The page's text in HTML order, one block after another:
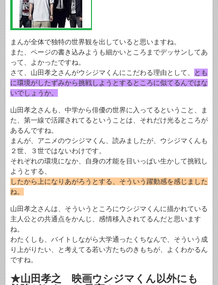
まんが全体で独特の世界観を出していると思いますね。
また、ページの書き込みようも細かいところまでデッサンしてあ
って、よかったですね。
さて、山田孝之さんがウシジマくんにこだわる理由として、
とも
に環境がしたずみから挑戦しようとするところに似てるんではな
いでしょうか。
山田孝之さんも、中学から俳優の世界に入ってるということ、ま
た、第一線で活躍されてるということは、それだけ光るところが
あるんですね。
まんが、アニメのウシジマくん、読みましたが、ウシジマくんも
２世、３世ではないわけです。
それぞれの環境になか、自身の才能を目いっぱい生かして挑戦し
ようとする、
したから上になりあがろうとする、そういう躍動感を感じました
ね。
山田孝之さんは、そういうところにウシジマくんに描かれている
主人公との共通点をかんじ、感情移入されてるんだと思います
ね。
わたくしも、バイトしながら大学通ったくちなんで、そういう成
り上がりたい、と考えてる若い方たちのきもちが、よくわかるん
ですね。
★山田孝之 映画ウシジマくん以外にも